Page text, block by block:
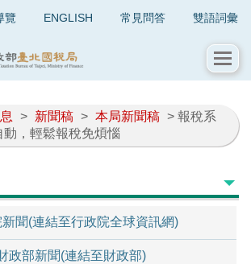
覽 ENGLISH 常見問答 雙語詞彙
> 新聞稿 > 本局新聞稿 > 報稅系
，輕鬆報稅免煩惱
聞(連結至行政院全球資訊網)
政部新聞(連結至財政部)